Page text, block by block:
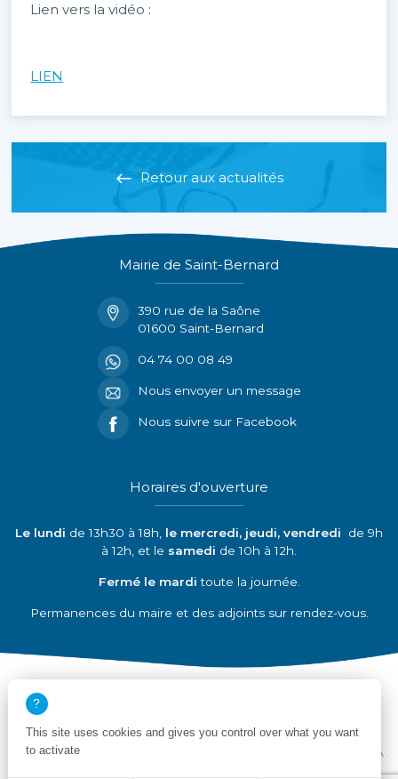
Lien vers la vidéo :
LIEN
Retour aux actualités
Mairie de Saint-Bernard
390 rue de la Saône
01600 Saint-Bernard
04 74 00 08 49
Nous envoyer un message
Nous suivre sur Facebook
Horaires d'ouverture
Le lundi de 13h30 à 18h, le mercredi, jeudi, vendredi de 9h
à 12h, et le samedi de 10h à 12h.
Fermé le marditoute la journée.
Permanences du maire et des adjoints sur rendez-vous.
Mentions légales
Déclaration de conformité RGAA
This site uses cookies and gives you control over what you want
to activate